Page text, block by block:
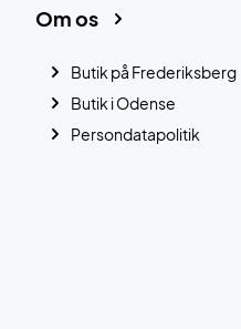
Om os
Butik på Frederiksberg
Butik i Odense
Persondatapolitik